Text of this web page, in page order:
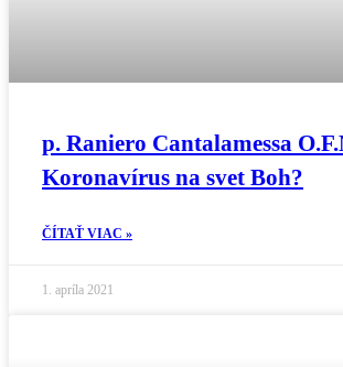
p. Raniero Cantalamessa
Koronavírus na svet Boh?
ČÍTAŤ VIAC »
1. apríla 2021